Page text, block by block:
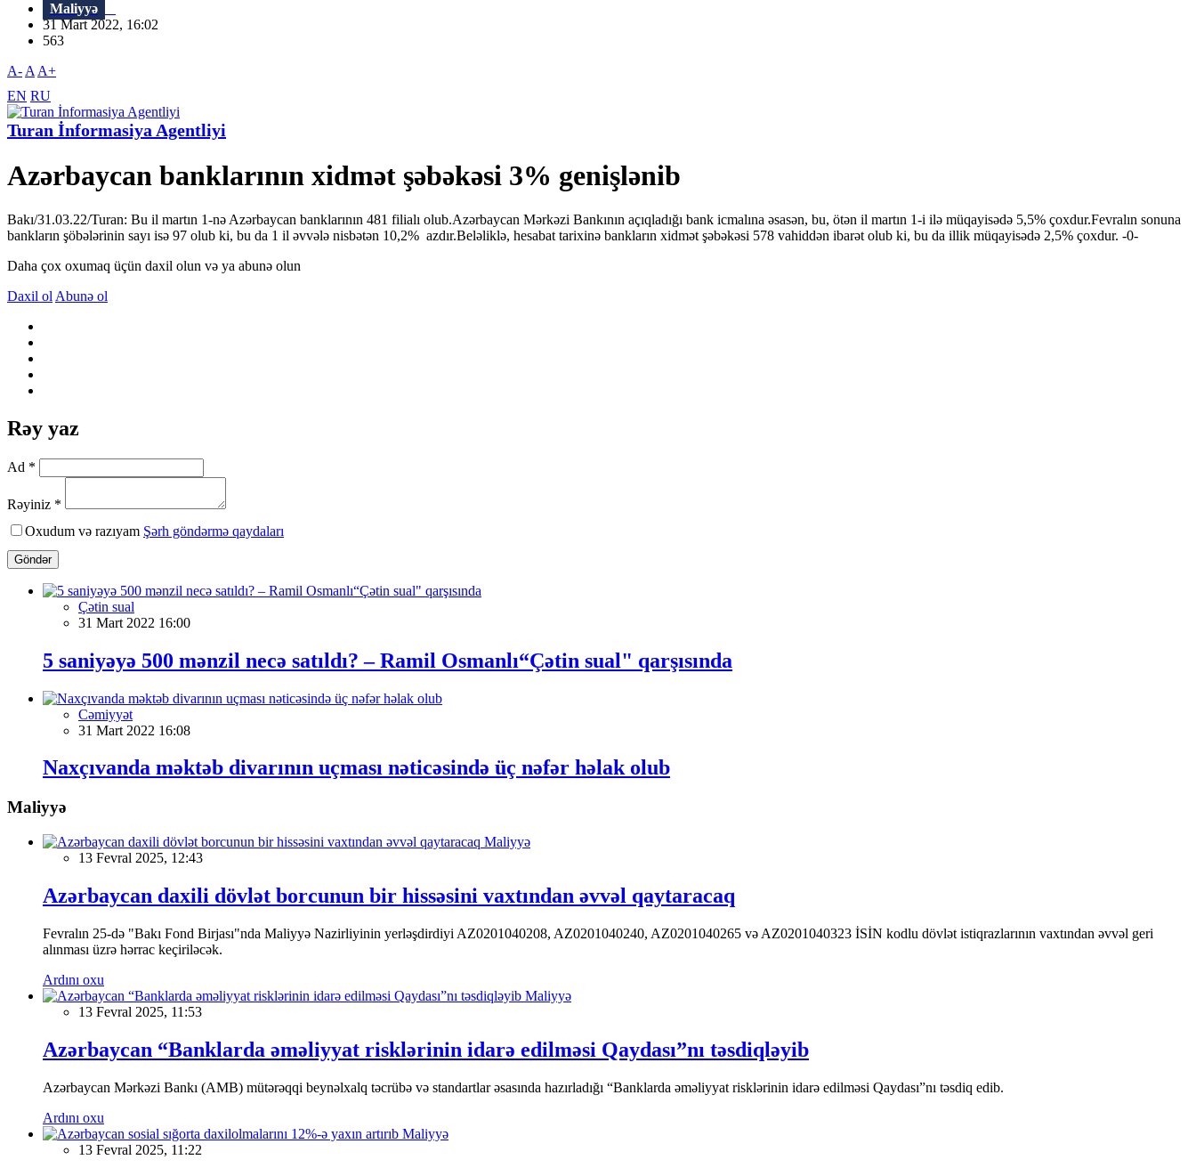
Maliyyə
31 Mart 2022, 16:02
563
A- A A+
EN RU
Turan İnformasiya Agentliyi
Azərbaycan banklarının xidmət şəbəkəsi 3% genişlənib
Bakı/31.03.22/Turan: Bu il martın 1-nə Azərbaycan banklarının 481 filialı olub.Azərbaycan Mərkəzi Bankının açıqladığı bank icmalına əsasən, bu, ötən il martın 1-i ilə müqayisədə 5,5% çoxdur.Fevralın sonuna
bankların şöbələrinin sayı isə 97 olub ki, bu da 1 il əvvələ nisbətən 10,2% azdır.Beləliklə, hesabat tarixinə bankların xidmət şəbəkəsi 578 vahiddən ibarət olub ki, bu da illik müqayisədə 2,5% çoxdur. -0-
Daha çox oxumaq üçün daxil olun və ya abunə olun
Daxil ol Abunə ol
Rəy yaz
Ad *
Rəyiniz *
Oxudum və razıyam Şərh göndərmə qaydaları
Göndər
Çətin sual
31 Mart 2022 16:00
5 saniyəyə 500 mənzil necə satıldı? – Ramil Osmanlı“Çətin sual" qarşısında
Cəmiyyət
31 Mart 2022 16:08
Naxçıvanda məktəb divarının uçması nəticəsində üç nəfər həlak olub
Maliyyə
Maliyyə
13 Fevral 2025, 12:43
Azərbaycan daxili dövlət borcunun bir hissəsini vaxtından əvvəl qaytaracaq
Fevralın 25-də "Bakı Fond Birjası"nda Maliyyə Nazirliyinin yerləşdirdiyi AZ0201040208, AZ0201040240, AZ0201040265 və AZ0201040323 İSİN kodlu dövlət istiqrazlarının vaxtından əvvəl geri
alınması üzrə hərrac keçiriləcək.
Ardını oxu
Maliyyə
13 Fevral 2025, 11:53
Azərbaycan “Banklarda əməliyyat risklərinin idarə edilməsi Qaydası”nı təsdiqləyib
Azərbaycan Mərkəzi Bankı (AMB) mütərəqqi beynəlxalq təcrübə və standartlar əsasında hazırladığı “Banklarda əməliyyat risklərinin idarə edilməsi Qaydası”nı təsdiq edib.
Ardını oxu
Maliyyə
13 Fevral 2025, 11:22